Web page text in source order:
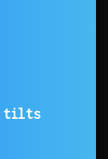
tilts